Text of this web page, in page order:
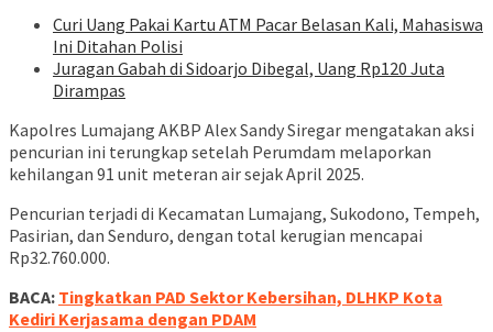
Curi Uang Pakai Kartu ATM Pacar Belasan Kali, Mahasiswa
Ini Ditahan Polisi
Juragan Gabah di Sidoarjo Dibegal, Uang Rp120 Juta
Dirampas
Kapolres Lumajang AKBP Alex Sandy Siregar mengatakan aksi
pencurian ini terungkap setelah Perumdam melaporkan
kehilangan 91 unit meteran air sejak April 2025.
Pencurian terjadi di Kecamatan Lumajang, Sukodono, Tempeh,
Pasirian, dan Senduro, dengan total kerugian mencapai
Rp32.760.000.
BACA: Tingkatkan PAD Sektor Kebersihan, DLHKP Kota
Kediri Kerjasama dengan PDAM